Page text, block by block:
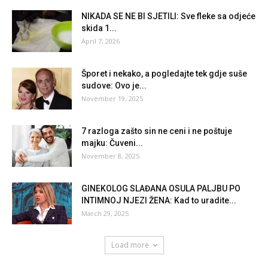
NIKADA SE NE BI SJETILI: Sve fleke sa odjeće
skida 1...
April 7, 2026
Šporet i nekako, a pogledajte tek gdje suše
sudove: Ovo je...
November 19, 2025
7 razloga zašto sin ne ceni i ne poštuje
majku: Čuveni...
November 8, 2025
GINEKOLOG SLAĐANA OSULA PALJBU PO
INTIMNOJ NJEZI ŽENA: Kad to uradite...
March 29, 2025
Load more